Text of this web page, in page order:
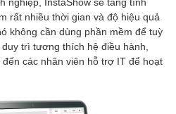
rất nhiều thời gian và độ hiệu quả
không cần dùng phần mềm để tuỳ
trì tương thích hệ điều hành,
các nhân viên hỗ trợ IT để hoạt